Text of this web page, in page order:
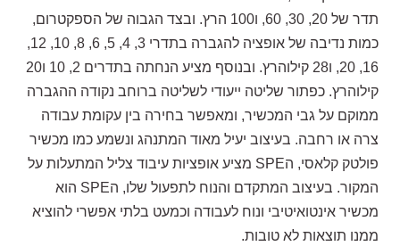
תדר של 20, 30, 60, ו100 הרץ. ובצד הגבוה של הספקטרום,
כמות נדיבה של אופציה להגברה בתדרי 3, 4, 5, 6, 8, 10, 12,
16, 20, ו28 קילוהרץ. ובנוסף מציע הנחתה בתדרים 2, 10 ו20
קילוהרץ. כפתור שליטה ייעודי לשליטה ברוחב נקודה ההגברה
ממוקם על גבי המכשיר, ומאפשר בחירה בין עקומת עבודה
צרה או רחבה. בעיצוב יעיל מאוד המתנהג ונשמע כמו מכשיר
פולטק קלאסי, הSPE מציע אופציות עיבוד צליל המתעלות על
המקור. בעיצוב המתקדם והנוח לתפעול שלו, הSPE הוא
מכשיר אינטואיטיבי ונוח לעבודה וכמעט בלתי אפשרי להוציא
ממנו תוצאות לא טובות.